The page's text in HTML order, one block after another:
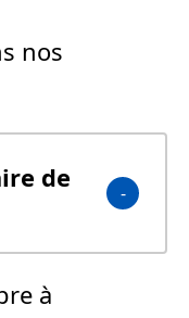
nos
de
à